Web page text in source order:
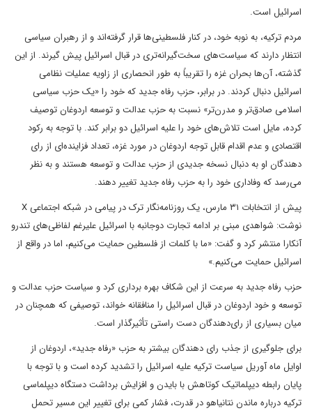
اسرائیل است.
مردم ترکیه، به نوبه خود، در کنار فلسطینی‌ها قرار گرفته‌اند و از رهبران سیاسی
انتظار دارند که سیاست‌های سخت‌گیرانه‌تری در قبال اسرائیل پیش گیرند. از این
گذشته، آن‌ها بحران غزه را تقریباً به طور انحصاری از زاویه عملیات نظامی
اسرائیل دنبال کردند. در برابر، حزب رفاه جدید که خود را «یک حزب سیاسی
اسلامی صادق‌تر و مدرن‌تر» نسبت به حزب عدالت و توسعه اردوغان توصیف
کرده، مایل است تلاش‌های خود را علیه اسرائیل دو برابر کند. با توجه به رکود
اقتصادی و عدم اقدام قابل توجه اردوغان در مورد غزه، تعداد فزاینده‌ای از رای
دهندگان او به دنبال نسخه جدیدی از حزب عدالت و توسعه هستند و به نظر
می‌رسد که وفاداری خود را به حزب رفاه جدید تغییر دهند.
پیش از انتخابات ۳۱ مارس، یک روزنامه‌نگار ترک در پیامی در شبکه اجتماعی X
نوشت: شواهدی مبنی بر ادامه تجارت دوجانبه با اسرائیل علیرغم لفاظی‌های تندرو
آنکارا منتشر کرد و گفت: «ما با کلمات از فلسطین حمایت می‌کنیم، اما در واقع از
اسرائیل حمایت می‌کنیم.»
حزب رفاه جدید به سرعت از این شکاف بهره برداری کرد و سیاست حزب عدالت و
توسعه و خود اردوغان در قبال اسرائیل را منافقانه خواند، توصیفی که همچنان در
میان بسیاری از رای‌دهندگان دست راستی تأثیرگذار است.
برای جلوگیری از جذب رای دهندگان بیشتر به حزب «رفاه جدید»، اردوغان از
اوایل ماه آوریل سیاست ترکیه علیه اسرائیل را تشدید کرده است و با توجه با
پایان رابطه دیپلماتیک کوتاهش با بایدن و افزایش برداشت دستگاه دیپلماسی
ترکیه درباره ماندن نتانیاهو در قدرت، فشار کمی برای تغییر این مسیر تحمل